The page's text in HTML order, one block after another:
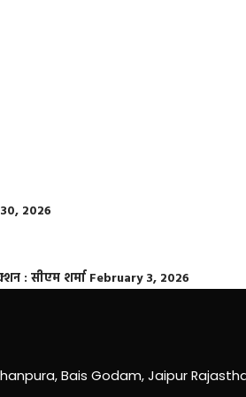
2026
: सीएम शर्मा February 3, 2026
Bais Godam, Jaipur